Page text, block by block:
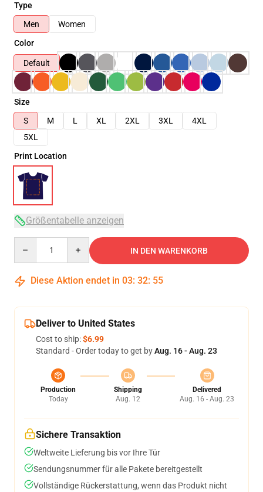
Type
Men
Women
Color
Default
Size
S
M L XL 2XL 3XL
4XL
5XL
Print Location
Größentabelle anzeigen
IN DEN WARENKORB
Diese Aktion endet in 03: 32: 54
Deliver to United States
Cost to ship:$6.99
Standard - Order today to get byAug. 16 - Aug. 23
Production
Today
Shipping
Aug. 12
Delivered
Aug. 16 - Aug. 23
Sichere Transaktion
Weltweite Lieferung bis vor Ihre Tür
Sendungsnummer für alle Pakete bereitgestellt
Vollständige Rückerstattung, wenn das Produkt nicht